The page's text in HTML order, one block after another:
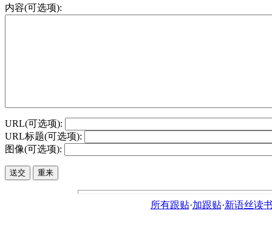
内容(可选项):
URL(可选项):
URL标题(可选项):
图像(可选项):
所有跟贴·加跟贴·新语丝读